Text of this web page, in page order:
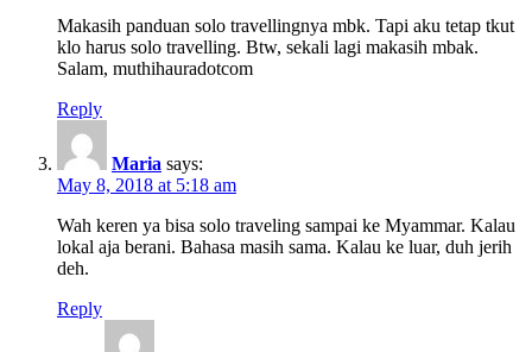
Makasih panduan solo travellingnya mbk. Tapi aku tetap tkut
klo harus solo travelling. Btw, sekali lagi makasih mbak.
Salam, muthihauradotcom
Reply
Maria says:
May 8, 2018 at 5:18 am
Wah keren ya bisa solo traveling sampai ke Myammar. Kalau
lokal aja berani. Bahasa masih sama. Kalau ke luar, duh jerih
deh.
Reply